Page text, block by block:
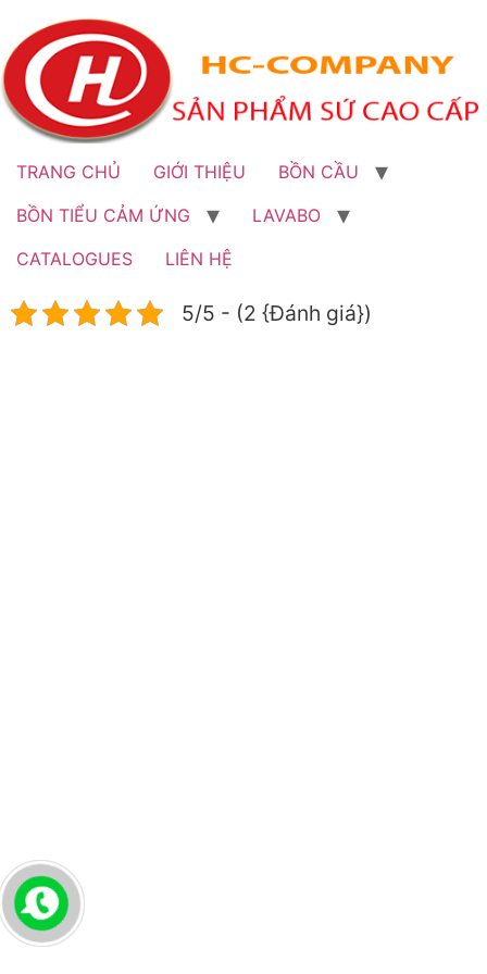
qua
đến
nội
dung
TRANG CHỦ GIỚI THIỆU
BỒN CẦU
BỒN TIỂU CẢM ỨNG
LAVABO
CATALOGUES
LIÊN HỆ
5/5 - (2 {Đánh giá})